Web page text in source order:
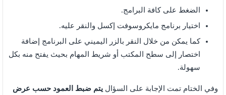
الضغط على كافة البرامج.
اختيار برنامج مايكروسوفت إكسل والنقر عليه.
كما يمكن من خلال النقر بالزر اليميني على البرنامج إضافة
اختصار إلى سطح المكتب أو شريط المهام بحيث يفتح منه بكل
سهولة.
وفي الختام تمت الإجابة على السؤال يتم ضبط العمود حسب عرض